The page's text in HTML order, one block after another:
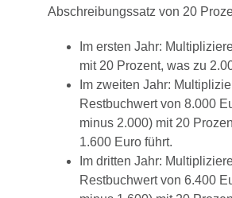
Abschreibungssatz von 20
Im ersten Jahr:
mit 20 Prozent, was zu
Im zweiten Jahr:
Restbuchwert von 8.000
minus 2.000) mit 20
1.600 Euro führt.
Im dritten Jahr:
Restbuchwert von 6.400